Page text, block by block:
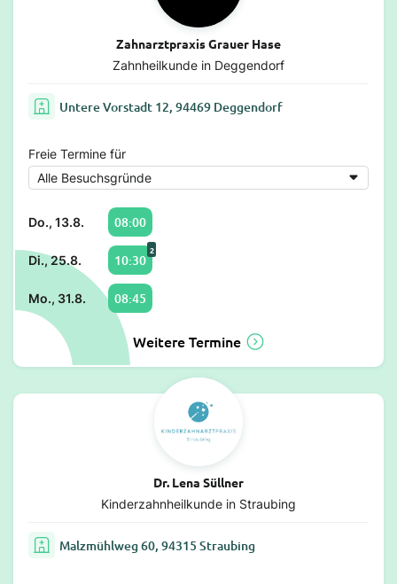
Zahnarztpraxis Grauer Hase
Zahnheilkunde in Deggendorf
Untere Vorstadt 12, 94469 Deggendorf
Freie Termine für
Do., 13.8. 08:00
Di., 25.8. 10:30
2
Mo., 31.8. 08:45
Weitere Termine
Dr. Lena Süllner
Kinderzahnheilkunde in Straubing
Malzmühlweg 60, 94315 Straubing